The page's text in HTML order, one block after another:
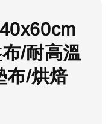
/耐高溫
布/烘焙